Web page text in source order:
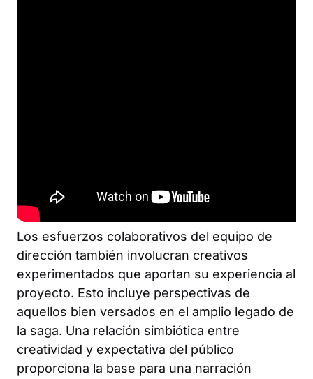
Los esfuerzos colaborativos del equipo de
dirección también involucran creativos
experimentados que aportan su experiencia al
proyecto. Esto incluye perspectivas de
aquellos bien versados en el amplio legado de
la saga. Una relación simbiótica entre
creatividad y expectativa del público
proporciona la base para una narración